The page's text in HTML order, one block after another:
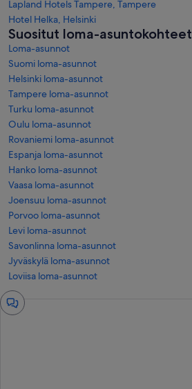
Lapland Hotels Tampere, Tampere
Hotel Helka, Helsinki
Suositut loma-asuntokohteet
Loma-asunnot
Suomi loma-asunnot
Helsinki loma-asunnot
Tampere loma-asunnot
Turku loma-asunnot
Oulu loma-asunnot
Rovaniemi loma-asunnot
Espanja loma-asunnot
Hanko loma-asunnot
Vaasa loma-asunnot
Joensuu loma-asunnot
Porvoo loma-asunnot
Levi loma-asunnot
Savonlinna loma-asunnot
Jyväskylä loma-asunnot
Loviisa loma-asunnot
Chatti-
ikkuna